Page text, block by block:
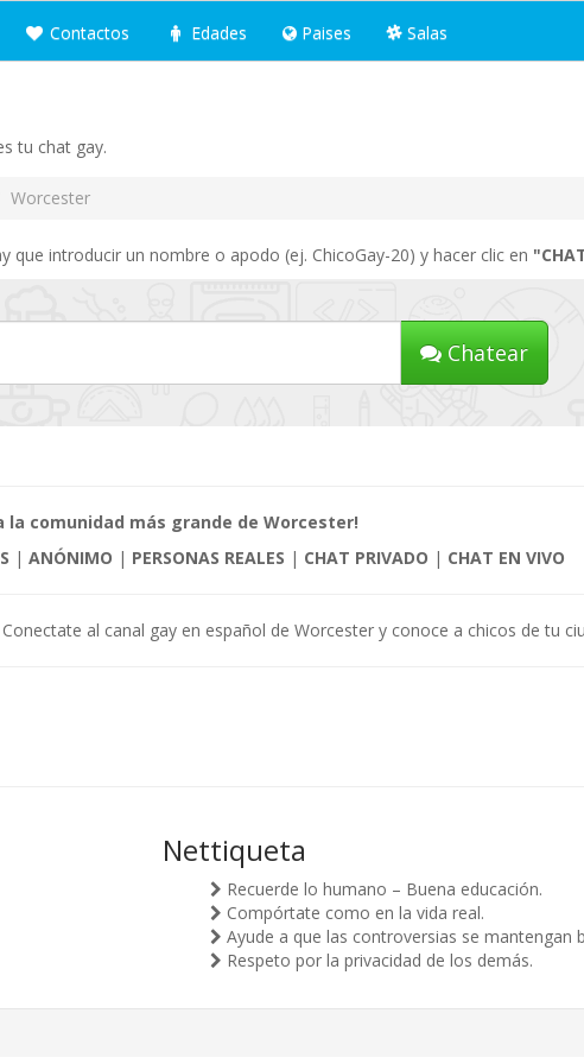
Contactos Edades Paises Salas
tu chat gay.
Worcester
introducir un nombre o apodo (ej. ChicoGay-20) y hacer clic en
Chatear
la comunidad más grande de Worcester!
| ANÓNIMO | PERSONAS REALES | CHAT PRIVADO | CHAT EN VIVO
al canal gay en español de Worcester y conoce a chicos de tu
Nettiqueta
Recuerde lo humano – Buena educación.
Compórtate como en la vida real.
Ayude a que las controversias se mantengan
Respeto por la privacidad de los demás.